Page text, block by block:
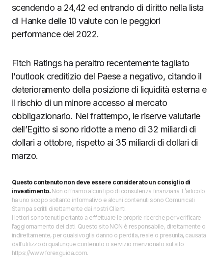
scendendo a 24,42 ed entrando di diritto nella lista
di Hanke delle 10 valute con le peggiori
performance del 2022.
Fitch Ratings ha peraltro recentemente tagliato
l’outlook creditizio del Paese a negativo, citando il
deterioramento della posizione di liquidità esterna e
il rischio di un minore accesso al mercato
obbligazionario. Nel frattempo, le riserve valutarie
dell’Egitto si sono ridotte a meno di 32 miliardi di
dollari a ottobre, rispetto ai 35 miliardi di dollari di
marzo.
Questo contenuto non deve essere considerato un consiglio di
investimento.Non offriamo alcun tipo di consulenza finanziaria. L’articolo
ha uno scopo soltanto informativo e alcuni contenuti sono Comunicati
Stampa scritti direttamente dai nostri Clienti.
I lettori sono tenuti pertanto a effettuare le proprie ricerche per verificare
l’aggiornamento dei dati. Questo sito NON è responsabile, direttamente o
indirettamente, per qualsivoglia danno o perdita, reale o presunta, causata
dall'utilizzo di qualunque contenuto o servizio menzionato sul sito
https://www.forexguida.com.